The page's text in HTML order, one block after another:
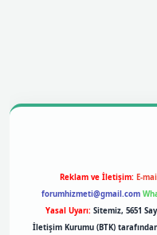
Reklam ve İletişim: E-
forumhizmeti@gmail.com
Yasal Uyarı: Sitemiz, 5651
İletişim Kurumu (BTK)